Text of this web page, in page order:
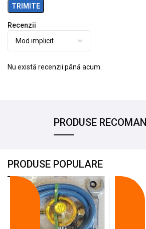
Recenzii
Nu există recenzii până acum.
PRODUSE
PRODUSE POPULARE